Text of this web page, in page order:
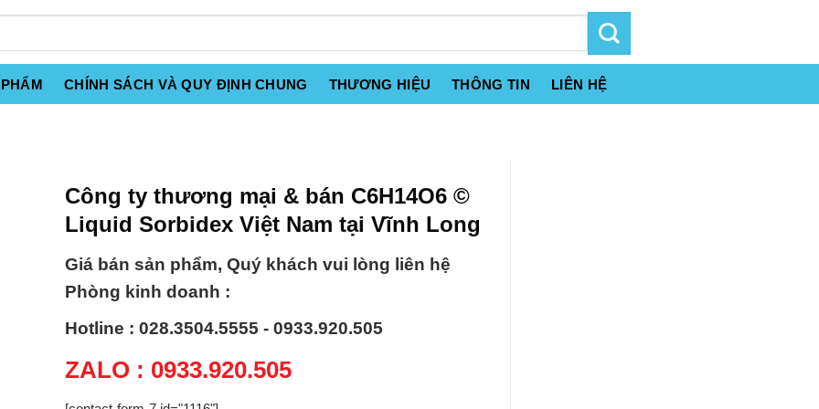
CHÍNH SÁCH VÀ QUY ĐỊNH CHUNG THƯƠNG HIỆU THÔNG TIN LIÊN HỆ
Công ty thương mại & bán C6H14O6 ©
Liquid Sorbidex Việt Nam tại Vĩnh Long
Giá bán sản phẩm, Quý khách vui lòng liên hệ
Phòng kinh doanh :
Hotline : 028.3504.5555 - 0933.920.505
ZALO : 0933.920.505